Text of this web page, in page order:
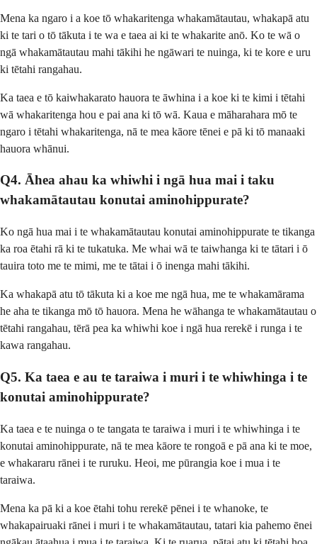
Mena ka ngaro i a koe tō whakaritenga whakamātautau, whakapā atu
ki te tari o tō tākuta i te wa e taea ai ki te whakarite anō. Ko te wā o
ngā whakamātautau mahi tākihi he ngāwari te nuinga, ki te kore e uru
ki tētahi rangahau.
Ka taea e tō kaiwhakarato hauora te āwhina i a koe ki te kimi i tētahi
wā whakaritenga hou e pai ana ki tō wā. Kaua e māharahara mō te
ngaro i tētahi whakaritenga, nā te mea kāore tēnei e pā ki tō manaaki
hauora whānui.
Q4. Āhea ahau ka whiwhi i ngā hua mai i taku
whakamātautau konutai aminohippurate?
Ko ngā hua mai i te whakamātautau konutai aminohippurate te tikanga
ka roa ētahi rā ki te tukatuka. Me whai wā te taiwhanga ki te tātari i ō
tauira toto me te mimi, me te tātai i ō inenga mahi tākihi.
Ka whakapā atu tō tākuta ki a koe me ngā hua, me te whakamārama
he aha te tikanga mō tō hauora. Mena he wāhanga te whakamātautau o
tētahi rangahau, tērā pea ka whiwhi koe i ngā hua rerekē i runga i te
kawa rangahau.
Q5. Ka taea e au te taraiwa i muri i te whiwhinga i te
konutai aminohippurate?
Ka taea e te nuinga o te tangata te taraiwa i muri i te whiwhinga i te
konutai aminohippurate, nā te mea kāore te rongoā e pā ana ki te moe,
e whakararu rānei i te ruruku. Heoi, me pūrangia koe i mua i te
taraiwa.
Mena ka pā ki a koe ētahi tohu rerekē pēnei i te whanoke, te
whakapairuaki rānei i muri i te whakamātautau, tatari kia pahemo ēnei